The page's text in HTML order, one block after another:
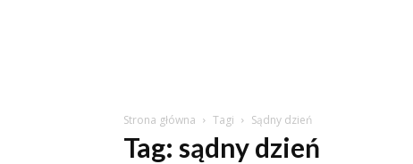
Strona główna Tagi Sądny dzień
Tag: sądny dzień